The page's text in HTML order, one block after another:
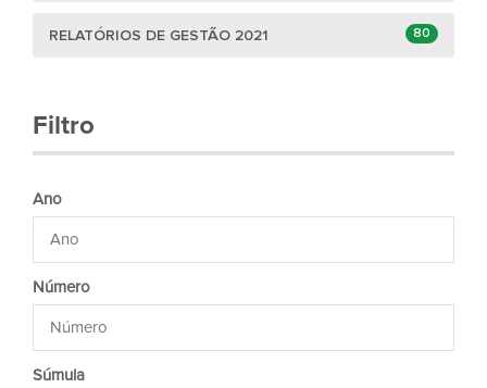
RELATÓRIOS DE GESTÃO 2021 80
Filtro
Ano
Número
Súmula